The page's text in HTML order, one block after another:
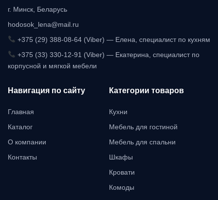
г. Минск, Беларусь
hodosok_lena@mail.ru
+375 (29) 388-08-64 (Viber) — Елена, специалист по кухням
+375 (33) 330-12-91 (Viber) — Екатерина, специалист по
корпусной и мягкой мебели
Навигация по сайту
Главная
Каталог
О компании
Контакты
Категории товаров
Кухни
Мебель для гостиной
Мебель для спальни
Шкафы
Кровати
Комоды